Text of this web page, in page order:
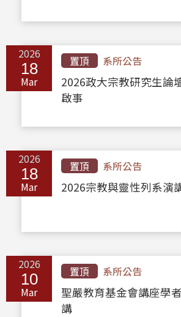
2026
18
Mar
置頂 系所公告
2026政大宗教研究生論
啟事
2026
18
Mar
置頂 系所公告
2026宗教與靈性列系演
2026
10
Mar
置頂 系所公告
聖嚴教育基金會講座學
講